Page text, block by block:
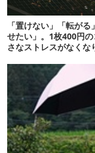
「置けない」「転がる
せたい」。1枚400円
さなストレスがなくな